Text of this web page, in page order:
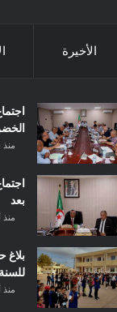
الأخيرة
منذ 5 أيام
بعد
بلاغ
للسنة